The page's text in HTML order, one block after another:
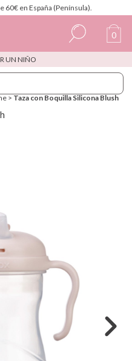
60€ en España (Península).
0
UN NIÑO
> Taza con Boquilla Silicona Blush